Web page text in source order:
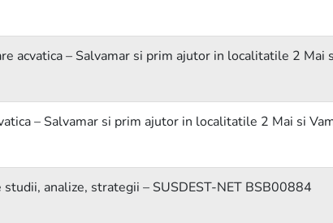
acvatica – Salvamar si prim ajutor in localitatile 2 Mai
– Salvamar si prim ajutor in localitatile 2 Mai si
analize, strategii – SUSDEST-NET BSB00884